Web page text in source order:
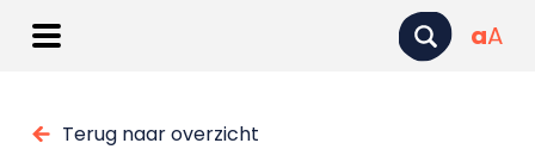
aA
Terug naar overzicht